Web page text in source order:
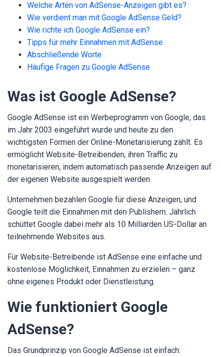
Welche Arten von AdSense-Anzeigen gibt es?
Wie verdient man mit Google AdSense Geld?
Wie richte ich Google AdSense ein?
Tipps für mehr Einnahmen mit AdSense
Abschließende Worte
Häufige Fragen zu Google AdSense
Was ist Google AdSense?
Google AdSense ist ein Werbeprogramm von Google, das
im Jahr 2003 eingeführt wurde und heute zu den
wichtigsten Formen der Online-Monetarisierung zählt. Es
ermöglicht Website-Betreibenden, ihren Traffic zu
monetarisieren, indem automatisch passende Anzeigen auf
der eigenen Website ausgespielt werden.
Unternehmen bezahlen Google für diese Anzeigen, und
Google teilt die Einnahmen mit den Publishern. Jährlich
schüttet Google dabei mehr als 10 Milliarden US-Dollar an
teilnehmende Websites aus.
Für Website-Betreibende ist AdSense eine einfache und
kostenlose Möglichkeit, Einnahmen zu erzielen – ganz
ohne eigenes Produkt oder Dienstleistung.
Wie funktioniert Google
AdSense?
Das Grundprinzip von Google AdSense ist einfach: